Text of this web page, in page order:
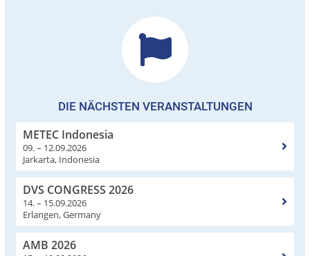
DIE NÄCHSTEN VERANSTALTUNGEN
METEC Indonesia
09. – 12.09.2026
Jarkarta, Indonesia
DVS CONGRESS 2026
14. – 15.09.2026
Erlangen, Germany
AMB 2026